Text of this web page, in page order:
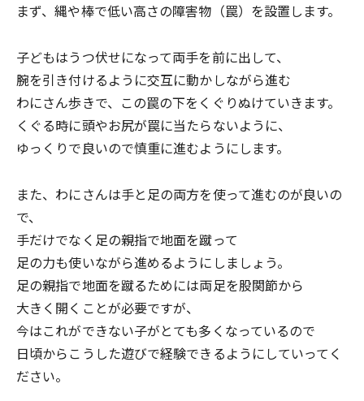
まず、縄や棒で低い高さの障害物（罠）を設置します。
子どもはうつ伏せになって両手を前に出して、
腕を引き付けるように交互に動かしながら進む
わにさん歩きで、この罠の下をくぐりぬけていきます。
くぐる時に頭やお尻が罠に当たらないように、
ゆっくりで良いので慎重に進むようにします。
また、わにさんは手と足の両方を使って進むのが良いの
で、
手だけでなく足の親指で地面を蹴って
足の力も使いながら進めるようにしましょう。
足の親指で地面を蹴るためには両足を股関節から
大きく開くことが必要ですが、
今はこれができない子がとても多くなっているので
日頃からこうした遊びで経験できるようにしていってく
ださい。